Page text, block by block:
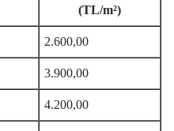
(TL/m²)
2.600,00
3.900,00
4.200,00